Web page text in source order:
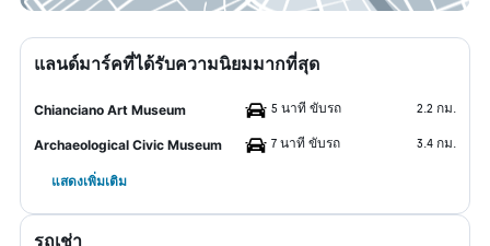
แลนด์มาร์คที่ได้รับความนิยมมากที่สุด
Chianciano Art Museum 5 นาที ขับรถ 2.2 กม.
Archaeological Civic Museum 7 นาที ขับรถ 3.4 กม.
แสดงเพิ่มเติม
รถเช่า